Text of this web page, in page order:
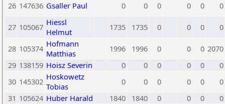
26 147636 Gsaller Paul 0 0 0 0 0 0
27 105067 Hiessl
Helmut
1735 1735 0 0 0 0
28 105374 Hofmann
Matthias
1996 1996 0 0 0 2070
29 138159 Hoisz Severin 0 0 0 0 0
0
30 145302 Hoskowetz
Tobias
0 0 0 0 0
0
31 105624 Huber Harald 1840 1840 0 0 0
0